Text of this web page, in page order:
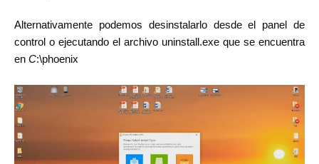
Alternativamente podemos desinstalarlo desde el panel de
control o ejecutando el archivo uninstall.exe que se encuentra
en C:\phoenix